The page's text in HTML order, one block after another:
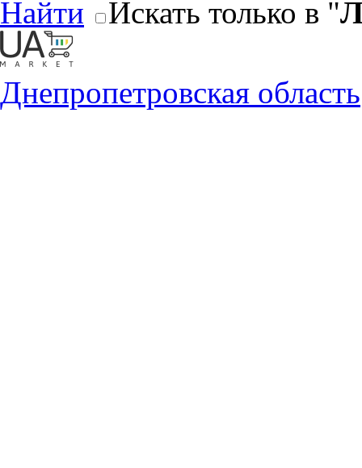
Найти Искать только в "
Днепропетровская область